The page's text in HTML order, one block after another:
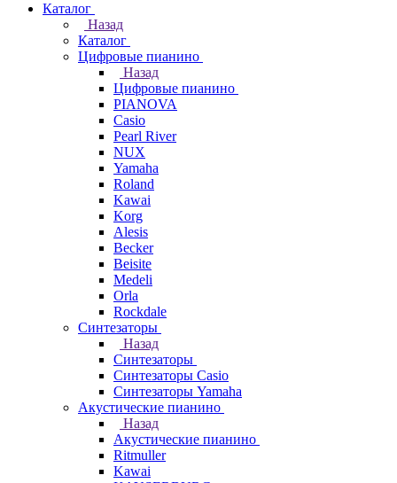
Каталог
Назад
Каталог
Цифровые пианино
Назад
Цифровые пианино
PIANOVA
Casio
Pearl River
NUX
Yamaha
Roland
Kawai
Korg
Alesis
Becker
Beisite
Medeli
Orla
Rockdale
Синтезаторы
Назад
Синтезаторы
Синтезаторы Casio
Синтезаторы Yamaha
Акустические пианино
Назад
Акустические пианино
Ritmuller
Kawai